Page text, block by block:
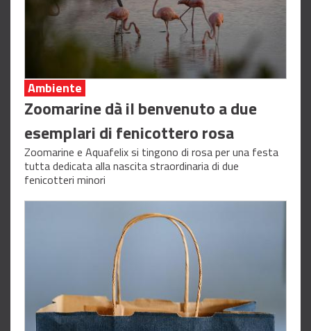
Ambiente
Zoomarine dà il benvenuto a due
esemplari di fenicottero rosa
Zoomarine e Aquafelix si tingono di rosa per una festa
tutta dedicata alla nascita straordinaria di due
fenicotteri minori